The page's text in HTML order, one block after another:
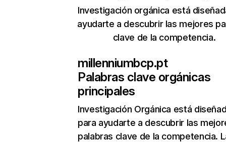
Investigación orgánica está
ayudarte a descubrir las mejores
clave de la competencia.
millenniumbcp.pt
Palabras clave orgánicas
principales
Investigación Orgánica está
para ayudarte a descubrir las
palabras clave de la competencia.